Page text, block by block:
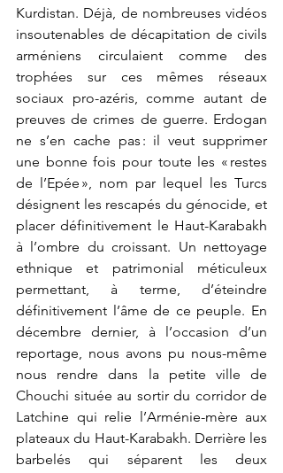
Kurdistan. Déjà, de nombreuses vidéos
insoutenables de décapitation de civils
arméniens circulaient comme des
trophées sur ces mêmes réseaux
sociaux pro-azéris, comme autant de
preuves de crimes de guerre. Erdogan
ne s’en cache pas : il veut supprimer
une bonne fois pour toute les « restes
de l’Epée », nom par lequel les Turcs
désignent les rescapés du génocide, et
placer définitivement le Haut-Karabakh
à l’ombre du croissant. Un nettoyage
ethnique et patrimonial méticuleux
permettant, à terme, d’éteindre
définitivement l’âme de ce peuple. En
décembre dernier, à l’occasion d’un
reportage, nous avons pu nous-même
nous rendre dans la petite ville de
Chouchi située au sortir du corridor de
Latchine qui relie l’Arménie-mère aux
plateaux du Haut-Karabakh. Derrière les
barbelés qui séparent les deux